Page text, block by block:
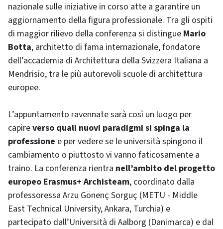
nazionale sulle iniziative in corso atte a garantire un
aggiornamento della figura professionale. Tra gli ospiti
di maggior rilievo della conferenza si distingue Mario
Botta, architetto di fama internazionale, fondatore
dell’accademia di Architettura della Svizzera Italiana a
Mendrisio, tra le più autorevoli scuole di architettura
europee.
L’appuntamento ravennate sarà così un luogo per
capireverso quali nuovi paradigmi si spinga la
professione e per vedere se le università spingono il
cambiamento o piuttosto vi vanno faticosamente a
traino. La conferenza rientra nell’ambito del progetto
europeo Erasmus+ Archisteam, coordinato dalla
professoressa Arzu Gönenç Sorguç (METU - Middle
East Technical University, Ankara, Turchia) e
partecipato dall’Università di Aalborg (Danimarca) e dal